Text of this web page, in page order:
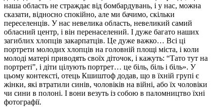
наша область не страждає від бомбардувань, і у нас, можна
сказати, відносно спокійно, але ми бачимо, скільки
переселенців. У нас невелика область, невеликий самий
обласний центр, і він перенаселений. І дуже багато наших
загиблих хлопців закарпатців. Це дуже важко… Всі ці
портрети молодих хлопців на головній площі міста, і коли
молоді матері приводять своїх діточок, і кажуть: “Тато тут на
портреті”, і діти цілують портрет… це біль, біль і біль». У
цьому контексті, отець Кшиштоф додав, що в їхній групі є
жінки, які втратили синів, чоловіків на війні, або їх чоловіки
чи сини в полоні. І вони везуть із собою в паломництво їхні
фотографії.